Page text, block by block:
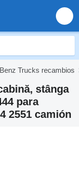
Trucks recambios
stânga
para
2551 camión